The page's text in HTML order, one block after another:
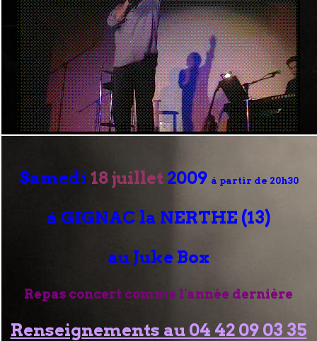
Samedi 18 juillet2009 à partir de 20h30
à GIGNAC la NERTHE (13)
au Juke Box
Repas concert comme l'année dernière
Renseignements au 04 42 09 03 35